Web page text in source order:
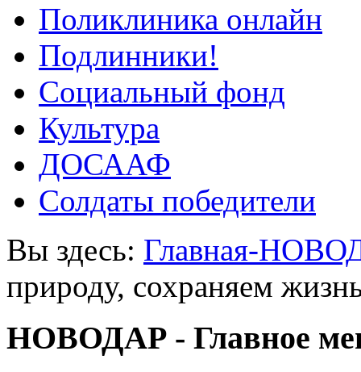
Поликлиника онлайн
Подлинники!
Социальный фонд
Культура
ДОСААФ
Солдаты победители
Вы здесь: Главная-
природу, сохраняем
НОВОДАР - Главное